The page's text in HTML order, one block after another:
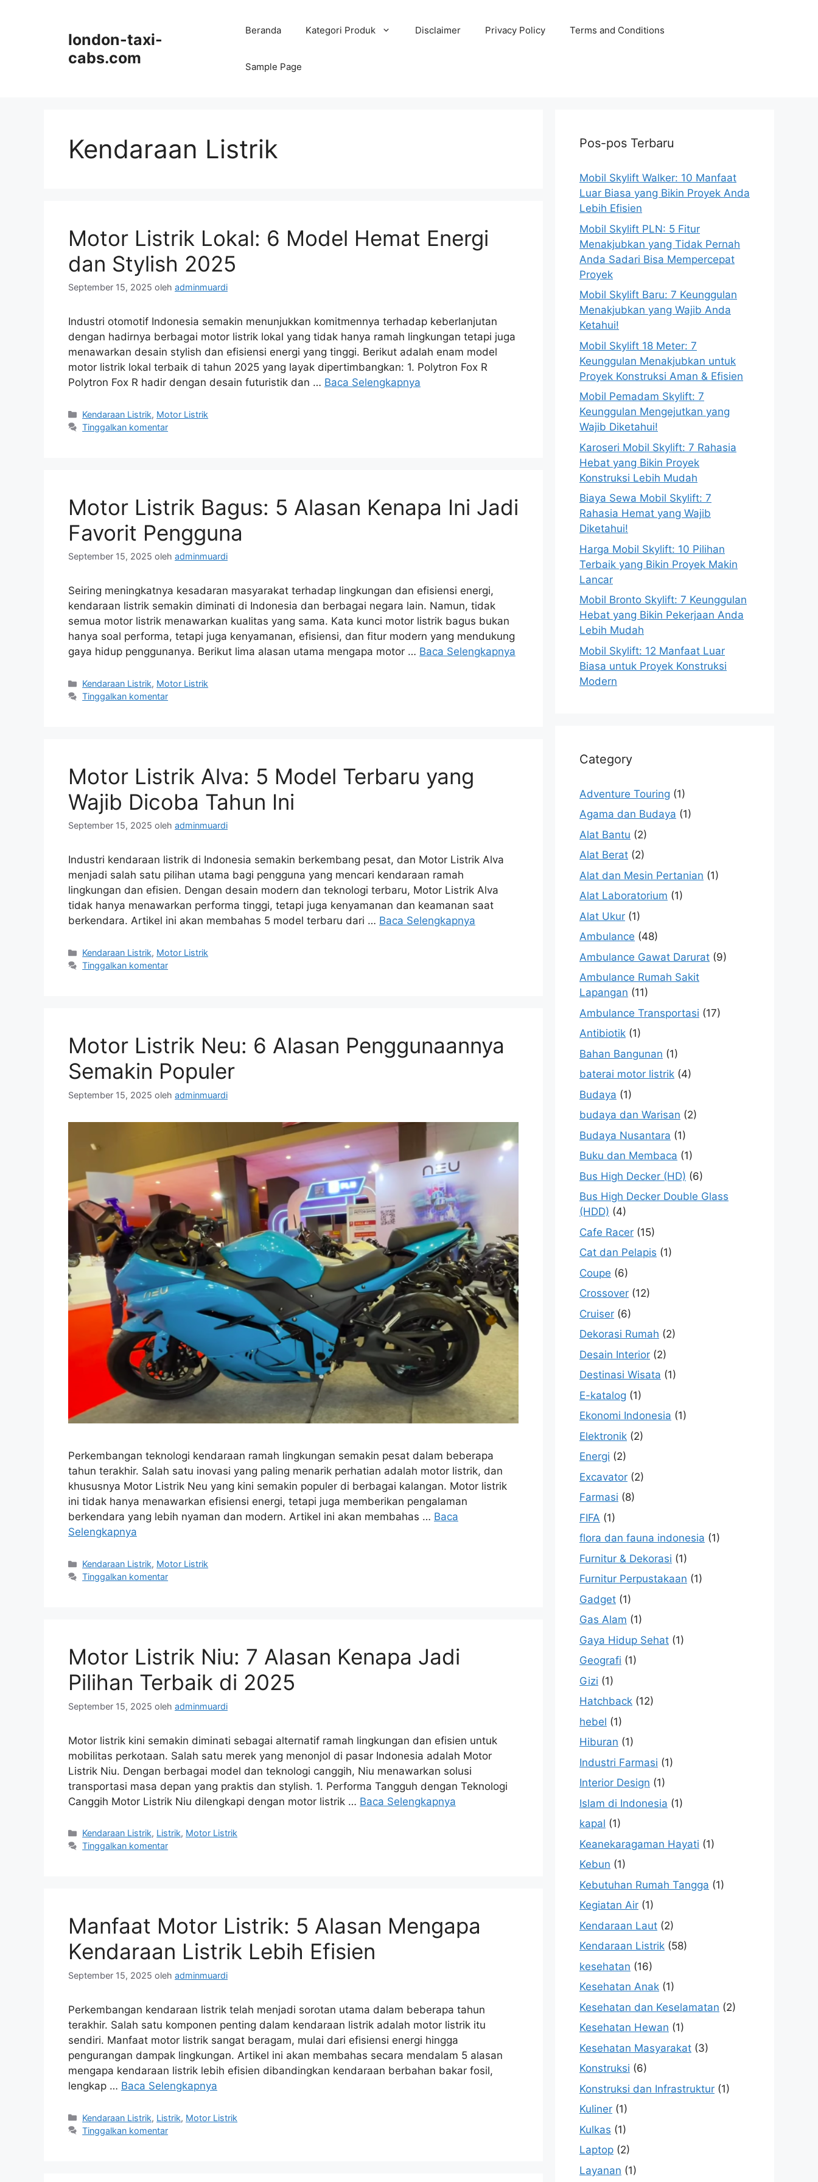
london-taxi-
cabs.com
Beranda Kategori Produk Disclaimer Privacy Policy Terms and Conditions
Sample Page
Kendaraan Listrik
Motor Listrik Lokal: 6 Model Hemat Energi
dan Stylish 2025
September 15, 2025 oleh adminmuardi
Industri otomotif Indonesia semakin menunjukkan komitmennya terhadap keberlanjutan
dengan hadirnya berbagai motor listrik lokal yang tidak hanya ramah lingkungan tetapi juga
menawarkan desain stylish dan efisiensi energi yang tinggi. Berikut adalah enam model
motor listrik lokal terbaik di tahun 2025 yang layak dipertimbangkan: 1. Polytron Fox R
Polytron Fox R hadir dengan desain futuristik dan … Baca Selengkapnya
Kategori
Kendaraan Listrik, Motor Listrik
Tinggalkan komentar
Motor Listrik Bagus: 5 Alasan Kenapa Ini Jadi
Favorit Pengguna
September 15, 2025 oleh adminmuardi
Seiring meningkatnya kesadaran masyarakat terhadap lingkungan dan efisiensi energi,
kendaraan listrik semakin diminati di Indonesia dan berbagai negara lain. Namun, tidak
semua motor listrik menawarkan kualitas yang sama. Kata kunci motor listrik bagus bukan
hanya soal performa, tetapi juga kenyamanan, efisiensi, dan fitur modern yang mendukung
gaya hidup penggunanya. Berikut lima alasan utama mengapa motor … Baca Selengkapnya
Kategori
Kendaraan Listrik, Motor Listrik
Tinggalkan komentar
Motor Listrik Alva: 5 Model Terbaru yang
Wajib Dicoba Tahun Ini
September 15, 2025 oleh adminmuardi
Industri kendaraan listrik di Indonesia semakin berkembang pesat, dan Motor Listrik Alva
menjadi salah satu pilihan utama bagi pengguna yang mencari kendaraan ramah
lingkungan dan efisien. Dengan desain modern dan teknologi terbaru, Motor Listrik Alva
tidak hanya menawarkan performa tinggi, tetapi juga kenyamanan dan keamanan saat
berkendara. Artikel ini akan membahas 5 model terbaru dari … Baca Selengkapnya
Kategori
Kendaraan Listrik, Motor Listrik
Tinggalkan komentar
Motor Listrik Neu: 6 Alasan Penggunaannya
Semakin Populer
September 15, 2025 oleh adminmuardi
Perkembangan teknologi kendaraan ramah lingkungan semakin pesat dalam beberapa
tahun terakhir. Salah satu inovasi yang paling menarik perhatian adalah motor listrik, dan
khususnya Motor Listrik Neu yang kini semakin populer di berbagai kalangan. Motor listrik
ini tidak hanya menawarkan efisiensi energi, tetapi juga memberikan pengalaman
berkendara yang lebih nyaman dan modern. Artikel ini akan membahas … Baca
Selengkapnya
Kategori
Kendaraan Listrik, Motor Listrik
Tinggalkan komentar
Motor Listrik Niu: 7 Alasan Kenapa Jadi
Pilihan Terbaik di 2025
September 15, 2025 oleh adminmuardi
Motor listrik kini semakin diminati sebagai alternatif ramah lingkungan dan efisien untuk
mobilitas perkotaan. Salah satu merek yang menonjol di pasar Indonesia adalah Motor
Listrik Niu. Dengan berbagai model dan teknologi canggih, Niu menawarkan solusi
transportasi masa depan yang praktis dan stylish. 1. Performa Tangguh dengan Teknologi
Canggih Motor Listrik Niu dilengkapi dengan motor listrik … Baca Selengkapnya
Kategori
Kendaraan Listrik, Listrik, Motor Listrik
Tinggalkan komentar
Manfaat Motor Listrik: 5 Alasan Mengapa
Kendaraan Listrik Lebih Efisien
September 15, 2025 oleh adminmuardi
Perkembangan kendaraan listrik telah menjadi sorotan utama dalam beberapa tahun
terakhir. Salah satu komponen penting dalam kendaraan listrik adalah motor listrik itu
sendiri. Manfaat motor listrik sangat beragam, mulai dari efisiensi energi hingga
pengurangan dampak lingkungan. Artikel ini akan membahas secara mendalam 5 alasan
mengapa kendaraan listrik lebih efisien dibandingkan kendaraan berbahan bakar fosil,
lengkap … Baca Selengkapnya
Kategori
Kendaraan Listrik, Listrik, Motor Listrik
Tinggalkan komentar
Pos-pos Terbaru
Mobil Skylift Walker: 10 Manfaat
Luar Biasa yang Bikin Proyek Anda
Lebih Efisien
Mobil Skylift PLN: 5 Fitur
Menakjubkan yang Tidak Pernah
Anda Sadari Bisa Mempercepat
Proyek
Mobil Skylift Baru: 7 Keunggulan
Menakjubkan yang Wajib Anda
Ketahui!
Mobil Skylift 18 Meter: 7
Keunggulan Menakjubkan untuk
Proyek Konstruksi Aman & Efisien
Mobil Pemadam Skylift: 7
Keunggulan Mengejutkan yang
Wajib Diketahui!
Karoseri Mobil Skylift: 7 Rahasia
Hebat yang Bikin Proyek
Konstruksi Lebih Mudah
Biaya Sewa Mobil Skylift: 7
Rahasia Hemat yang Wajib
Diketahui!
Harga Mobil Skylift: 10 Pilihan
Terbaik yang Bikin Proyek Makin
Lancar
Mobil Bronto Skylift: 7 Keunggulan
Hebat yang Bikin Pekerjaan Anda
Lebih Mudah
Mobil Skylift: 12 Manfaat Luar
Biasa untuk Proyek Konstruksi
Modern
Category
Adventure Touring (1)
Agama dan Budaya (1)
Alat Bantu (2)
Alat Berat (2)
Alat dan Mesin Pertanian (1)
Alat Laboratorium (1)
Alat Ukur (1)
Ambulance (48)
Ambulance Gawat Darurat (9)
Ambulance Rumah Sakit
Lapangan (11)
Ambulance Transportasi (17)
Antibiotik (1)
Bahan Bangunan (1)
baterai motor listrik (4)
Budaya (1)
budaya dan Warisan (2)
Budaya Nusantara (1)
Buku dan Membaca (1)
Bus High Decker (HD) (6)
Bus High Decker Double Glass
(HDD) (4)
Cafe Racer (15)
Cat dan Pelapis (1)
Coupe (6)
Crossover (12)
Cruiser (6)
Dekorasi Rumah (2)
Desain Interior (2)
Destinasi Wisata (1)
E-katalog (1)
Ekonomi Indonesia (1)
Elektronik (2)
Energi (2)
Excavator (2)
Farmasi (8)
FIFA (1)
flora dan fauna indonesia (1)
Furnitur & Dekorasi (1)
Furnitur Perpustakaan (1)
Gadget (1)
Gas Alam (1)
Gaya Hidup Sehat (1)
Geografi (1)
Gizi (1)
Hatchback (12)
hebel (1)
Hiburan (1)
Industri Farmasi (1)
Interior Design (1)
Islam di Indonesia (1)
kapal (1)
Keanekaragaman Hayati (1)
Kebun (1)
Kebutuhan Rumah Tangga (1)
Kegiatan Air (1)
Kendaraan Laut (2)
Kendaraan Listrik (58)
kesehatan (16)
Kesehatan Anak (1)
Kesehatan dan Keselamatan (2)
Kesehatan Hewan (1)
Kesehatan Masyarakat (3)
Konstruksi (6)
Konstruksi dan Infrastruktur (1)
Kuliner (1)
Kulkas (1)
Laptop (2)
Layanan (1)